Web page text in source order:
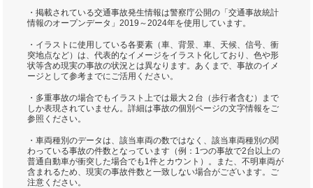
・掲載されている交通事故発生情報は警察庁公開の「交通事故統計
情報のオープンデータ」2019～2024年を使用しています。
・イラストに使用している各要素（車、背景、車、天候、信号、衝
突地点など）は、代表的なイメージをイラスト化しており、色や形
状等含め現実の事故の状況とは異なります。あくまで、事故のイメ
ージとして参考までにご活用ください。
・多重事故の場合でもイラスト上では最大２台（歩行者含む）まで
しか表現されていません。詳細は事故の個別ページの文字情報をご
参照ください。
・車両種別のデータは、該当車両の数ではなく、該当車両種別の関
わっている事故の件数となっています（例：1つの事故で2台以上の
普通自動車が衝突した場合でも1件とカウント）。また、不明車両が
含まれるため、現実の事故件数と一致しない場合がございます。ご
注意ください。